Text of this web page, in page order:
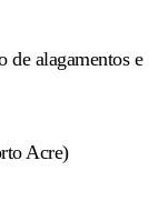
de alagamentos e
Acre)